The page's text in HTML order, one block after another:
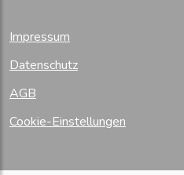
Impressum
Datenschutz
AGB
Cookie-Einstellungen